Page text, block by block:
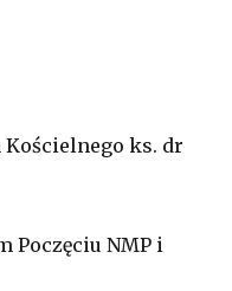
Kościelnego ks. dr
Poczęciu NMP i